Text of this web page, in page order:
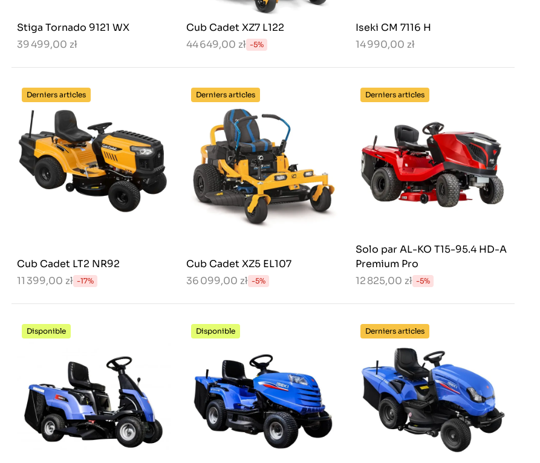
Stiga Tornado 9121 WX
39 499,00 zł
Cub Cadet XZ7 L122
44 649,00 zł -5%
Iseki CM 7116 H
14 990,00 zł
Derniers articles
Cub Cadet LT2 NR92
11 399,00 zł -17%
Derniers articles
Cub Cadet XZ5 EL107
36 099,00 zł -5%
Derniers articles
Solo par AL-KO T15-95.4 HD-A
Premium Pro
12 825,00 zł -5%
Disponible Disponible Derniers articles